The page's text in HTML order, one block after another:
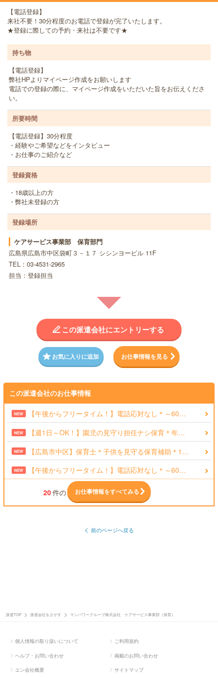
【電話登録】
来社不要！30分程度のお電話で登録が完了いたします。
★登録に際しての予約・来社は不要です★
持ち物
【電話登録】
弊社HPよりマイページ作成をお願いします
電話での登録の際に、マイページ作成をいただいた旨をお伝えくださ
い。
所要時間
【電話登録】30分程度
・経験やご希望などをインタビュー
・お仕事のご紹介など
登録資格
・18歳以上の方
・弊社未登録の方
登録場所
ケアサービス事業部 保育部門
広島県広島市中区袋町３－１７ シシンヨービル 11F
TEL：03-4531-2965
担当：登録担当
この派遣会社にエントリーする
お気に入りに追加 お仕事情報を見る
この派遣会社のお仕事情報
NEW 【午後からフリータイム！】電話応対なし＊～60…
NEW 【週1日～OK！】園児の見守り担任ナシ保育＊年…
NEW 【広島市中区】保育士＊子供を見守る保育補助＊1…
NEW 【午後からフリータイム！】電話応対なし＊～60…
20件の お仕事情報をすべてみる
前のページへ戻る
派遣TOP 派遣会社をさがす マンパワーグループ株式会社 ケアサービス事業部（保育）
個人情報の取り扱いについて ご利用規約
ヘルプ・お問い合わせ 掲載のお問い合わせ
エン会社概要 サイトマップ